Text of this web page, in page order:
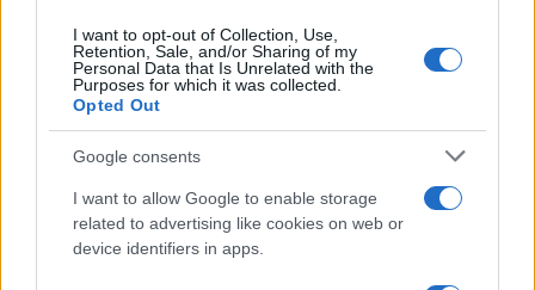
I want to opt-out of Collection, Use,
Retention, Sale, and/or Sharing of my
Personal Data that Is Unrelated with the
Purposes for which it was collected.
Opted Out
Google consents
I want to allow Google to enable storage
related to advertising like cookies on web or
device identifiers in apps.